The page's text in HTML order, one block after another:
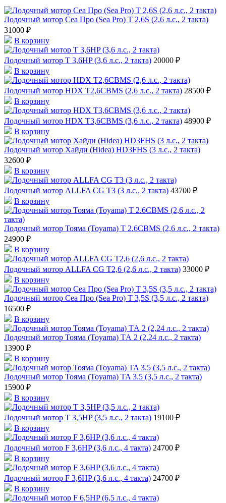
Лодочный мотор Сеа Про (Sea Pro) Т 2,6S (2,6 л.с., 2 такта)
31000 ₽
В корзину
Лодочный мотор T 3,6HP (3,6 л.с., 2 такта) 20000 ₽
В корзину
Лодочный мотор HDX T2,6CBMS (2,6 л.с., 2 такта) 28500 ₽
В корзину
Лодочный мотор HDX T3,6СBMS (3,6 л.с., 2 такта) 48900 ₽
В корзину
Лодочный мотор Хайди (Hidea) HD3FHS (3 л.с., 2 такта)
32600 ₽
В корзину
Лодочный мотор ALLFA CG T3 (3 л.с., 2 такта) 43700 ₽
В корзину
Лодочный мотор Тояма (Toyama) T 2.6CBMS (2,6 л.с., 2 такта)
24900 ₽
В корзину
Лодочный мотор ALLFA CG T2,6 (2,6 л.с., 2 такта) 33000 ₽
В корзину
Лодочный мотор Сеа Про (Sea Pro) Т 3,5S (3,5 л.с., 2 такта)
16500 ₽
В корзину
Лодочный мотор Тояма (Toyama) TА 2 (2,24 л.с., 2 такта)
13900 ₽
В корзину
Лодочный мотор Тояма (Toyama) TA 3.5 (3,5 л.с., 2 такта)
15900 ₽
В корзину
Лодочный мотор T 3,5HP (3,5 л.с., 2 такта) 19100 ₽
В корзину
Лодочный мотор F 3,6HP (3,6 л.с., 4 такта) 24700 ₽
В корзину
Лодочный мотор F 3,6HP (3,6 л.с., 4 такта) 24700 ₽
В корзину